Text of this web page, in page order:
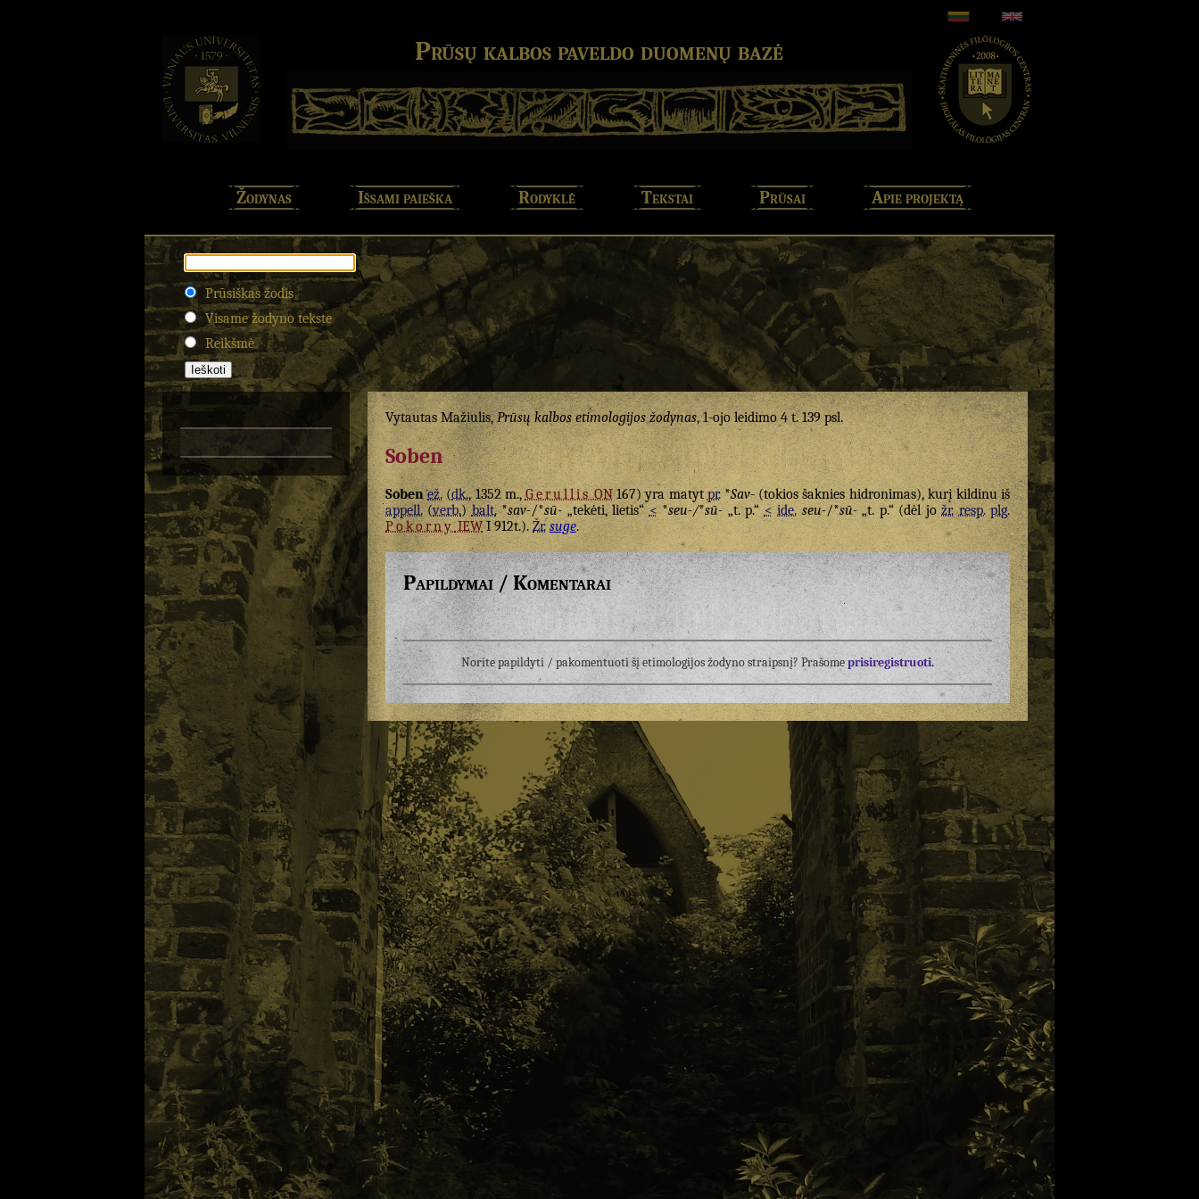
Prūsų kalbos paveldo duomenų bazė
Žodynas Išsami paieška Rodyklė Tekstai Prūsai Apie projektą
Prūsiškas žodis
Visame žodyno tekste
Reikšmė
Vytautas Mažiulis,Prūsų kalbos etimologijos žodynas, 1-ojo leidimo 4 t. 139 psl.
Soben
Soben ež.(dk., 1352 m.,GerullisON167) yra matytpr.*Sav-(tokios šaknies hidronimas), kurį kildinu iš
appell.(verb.)balt.*sav-/*sū-„tekėti, lietis“<*seu-/*sū-„t. p.“< ide. seu-/*sū-„t. p.“ (dėl jožr. resp. plg.
PokornyIEWI 912t.).Žr. suge.
Papildymai / Komentarai
Norite papildyti / pakomentuoti šį etimologijos žodyno straipsnį? Prašomeprisiregistruoti.